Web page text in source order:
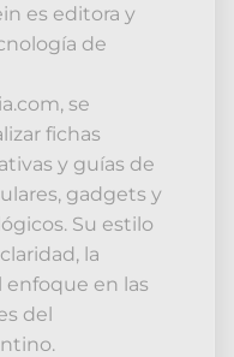
es editora y
de
se
fichas
y guías de
gadgets y
Su estilo
la
enfoque en las
del